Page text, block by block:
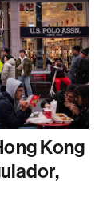
Kong